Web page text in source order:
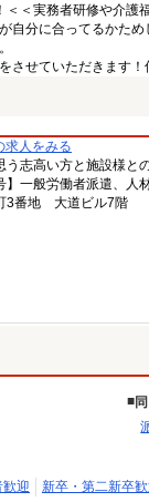
＜＜実務者研修や介
自分に合ってるかた
させていただきます！
求人をみる
う志高い方と施設様
】一般労働者派遣、
3番地 大道ビル7階
迎 新卒・第二新卒